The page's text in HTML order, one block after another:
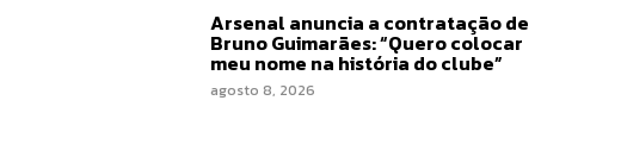
Arsenal anuncia a contratação de
Bruno Guimarães: “Quero colocar
meu nome na história do clube”
agosto 8, 2026